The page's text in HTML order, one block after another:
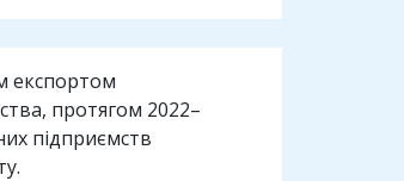
експортом
протягом 2022–
підприємств